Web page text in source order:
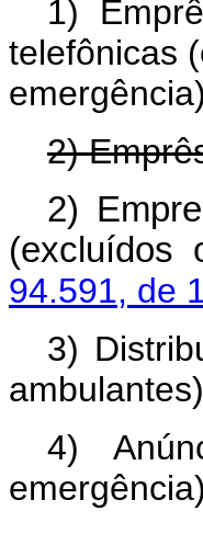
1)
telefônicas
2)
2)
(excluídos
94.591, de
3)
4)